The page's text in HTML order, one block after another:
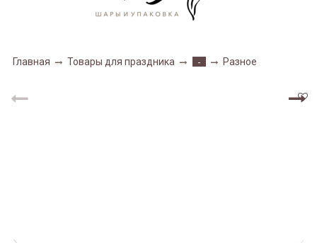
Главная Товары для праздника - Разное